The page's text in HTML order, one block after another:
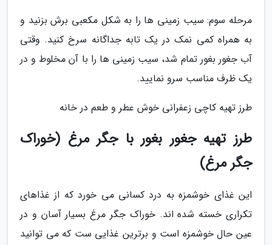
مرحله سوم: سیب زمینی ها را به شکل مکعبی برش بزنید و
به همراه کمی نمک در یک تابه جداگانه سرخ کنید. وقتی
آب جغور بغور تمام شد، سیب زمینی ها را با آن مخلوط و در
یک ظرف مناسب سرو نمایید.
طرز تهیه کاچی زعفرانی خوش عطر و طعم در خانه
طرز تهیه جغور بغور با جگر مرغ (خوراک
جگر مرغ)
این غذای خوشمزه به درد کسانی می خورد که از غذاهای
تکراری خسته شده اند. خوراک جگر مرغ بسیار آسان و در
عین حال خوشمزه است و برترین غذایی ست که می توانید